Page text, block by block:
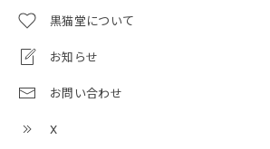
黒猫堂について
お知らせ
お問い合わせ
X